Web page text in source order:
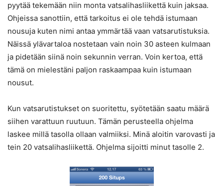
pyytää tekemään niin monta vatsalihasliikettä kuin jaksaa.
Ohjeissa sanottiin, että tarkoitus ei ole tehdä istumaan
nousuja kuten nimi antaa ymmärtää vaan vatsarutistuksia.
Näissä ylävartaloa nostetaan vain noin 30 asteen kulmaan
ja pidetään siinä noin sekunnin verran. Voin kertoa, että
tämä on mielestäni paljon raskaampaa kuin istumaan
nousut.
Kun vatsarutistukset on suoritettu, syötetään saatu määrä
siihen varattuun ruutuun. Tämän perusteella ohjelma
laskee millä tasolla ollaan valmiiksi. Minä aloitin varovasti ja
tein 20 vatsalihasliikettä. Ohjelma sijoitti minut tasolle 2.